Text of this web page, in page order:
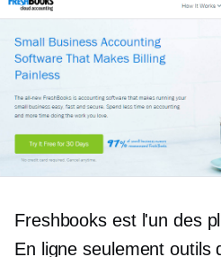
Freshbooks est l'un des
En ligne seulement outils